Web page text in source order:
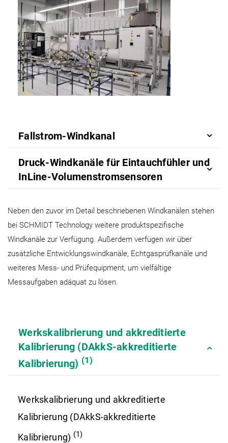
Fallstrom-Windkanal
Druck-Windkanäle für Eintauchfühler und
InLine-Volumenstromsensoren
Neben den zuvor im Detail beschriebenen Windkanälen stehen
bei SCHMIDT Technology weitere produktspezifische
Windkanäle zur Verfügung. Außerdem verfügen wir über
zusätzliche Entwicklungswindkanäle, Echtgasprüfkanäle und
weiteres Mess- und Prüfequipment, um vielfältige
Messaufgaben adäquat zu lösen.
Werkskalibrierung und akkreditierte
Kalibrierung (DAkkS-akkreditierte
Kalibrierung) (1)
Werkskalibrierung und akkreditierte
Kalibrierung (DAkkS-akkreditierte
Kalibrierung) (1)